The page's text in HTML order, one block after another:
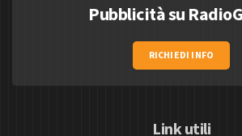
Pubblicità su
RICHIEDI INFO
Link utili